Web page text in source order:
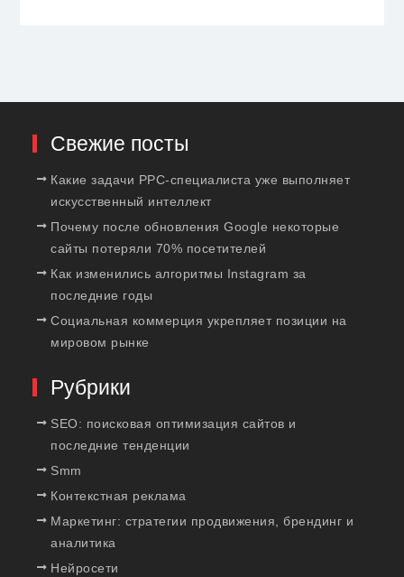
Свежие посты
Какие задачи PPC-специалиста уже выполняет
искусственный интеллект
Почему после обновления Google некоторые
сайты потеряли 70% посетителей
Как изменились алгоритмы Instagram за
последние годы
Социальная коммерция укрепляет позиции на
мировом рынке
Рубрики
SEO: поисковая оптимизация сайтов и
последние тенденции
Smm
Контекстная реклама
Маркетинг: стратегии продвижения, брендинг и
аналитика
Нейросети